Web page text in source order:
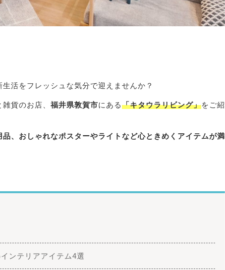
活をフレッシュな気分で迎えませんか？
貨のお店、 福井県敦賀市にある「キタウラリビング」をご紹
、おしゃれなポスターやライトなど心ときめくアイテムが満
ンテリアアイテム4選